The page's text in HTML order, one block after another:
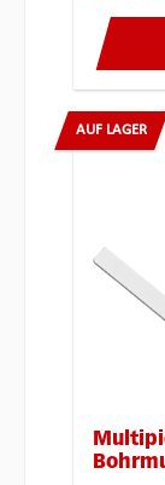
AUF LAGER